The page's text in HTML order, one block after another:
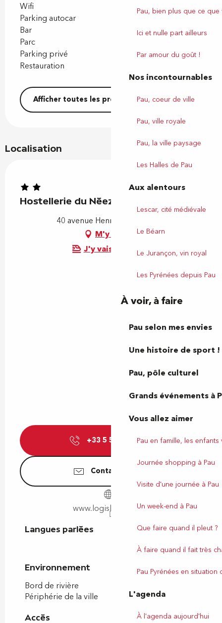
Pau, bien plus que ce
Ici et nulle part ailleurs
Par amour du goût !
Nos incontournables
Pau, coeur de ville
Pau, ville royale
Pau, la ville paysage
Les Halles de Pau
Aux alentours
Lescar, cité médiévale
Le Béarn
Le Jurançon, vin royal
Les Pyrénées depuis Pau
À voir, à faire
Pau selon mes envies
Une histoire de sport !
Pau, pôle culturel
Grands événements à
Vous allez aimer
Pau en famille, les
Journée shopping à Pau
Visite d'une journée à Pau
Un week-end à Pau
Que faire quand il pleut ?
À faire quand il fait très
Pau Pyrénées en situation
L'agenda
À l'agenda aujourd'hui
Wifi
Parking autocar
Bar
Parc
Parking privé
Restauration
Afficher toutes les prestations
Localisation
Hostellerie du Néez
40 avenue Henri IV, 64290 Gan
M'y rendre
J'y vais en train !
+33 5 59 21 50▒▒
Contactez-nous
www.logishotels.com
Langues parlées
Langues parlées
Environnement
Environnement
Bord de rivière
Périphérie de la ville
Accès
Accès